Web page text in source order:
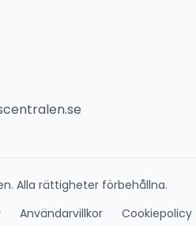
Alla rättigheter förbehållna.
Användarvillkor Cookiepolicy